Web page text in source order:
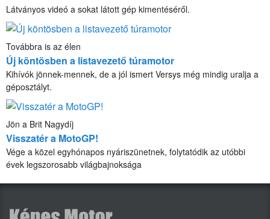
Látványos videó a sokat látott gép kimentéséről.
Továbbra is az élen
Új köntösben a listavezető túramotor
Kihívók jönnek-mennek, de a jól ismert Versys még mindig uralja a
géposztályt.
Jön a Brit Nagydíj
Visszatér a MotoGP!
Vége a közel egyhónapos nyáriszünetnek, folytatódik az utóbbi
évek legszorosabb világbajnoksága